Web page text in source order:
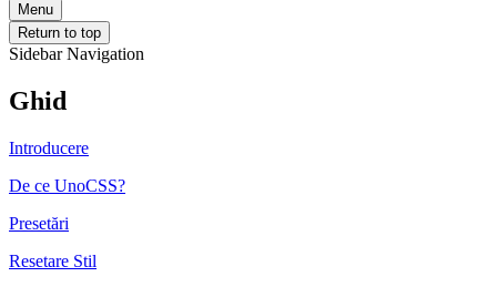
Menu
Return to top
Sidebar Navigation
Ghid
Introducere
De ce UnoCSS?
Presetări
Resetare Stil